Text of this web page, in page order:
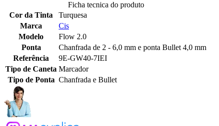
Ficha tecnica do produto
Cor da Tinta
Turquesa
Marca
Cis
Modelo
Flow 2.0
Ponta
Chanfrada de 2 - 6,0 mm e ponta Bullet 4,0 mm
Referência
9E-GW40-7IEI
Tipo de Caneta Marcador
Tipo de Ponta Chanfrada e Bullet